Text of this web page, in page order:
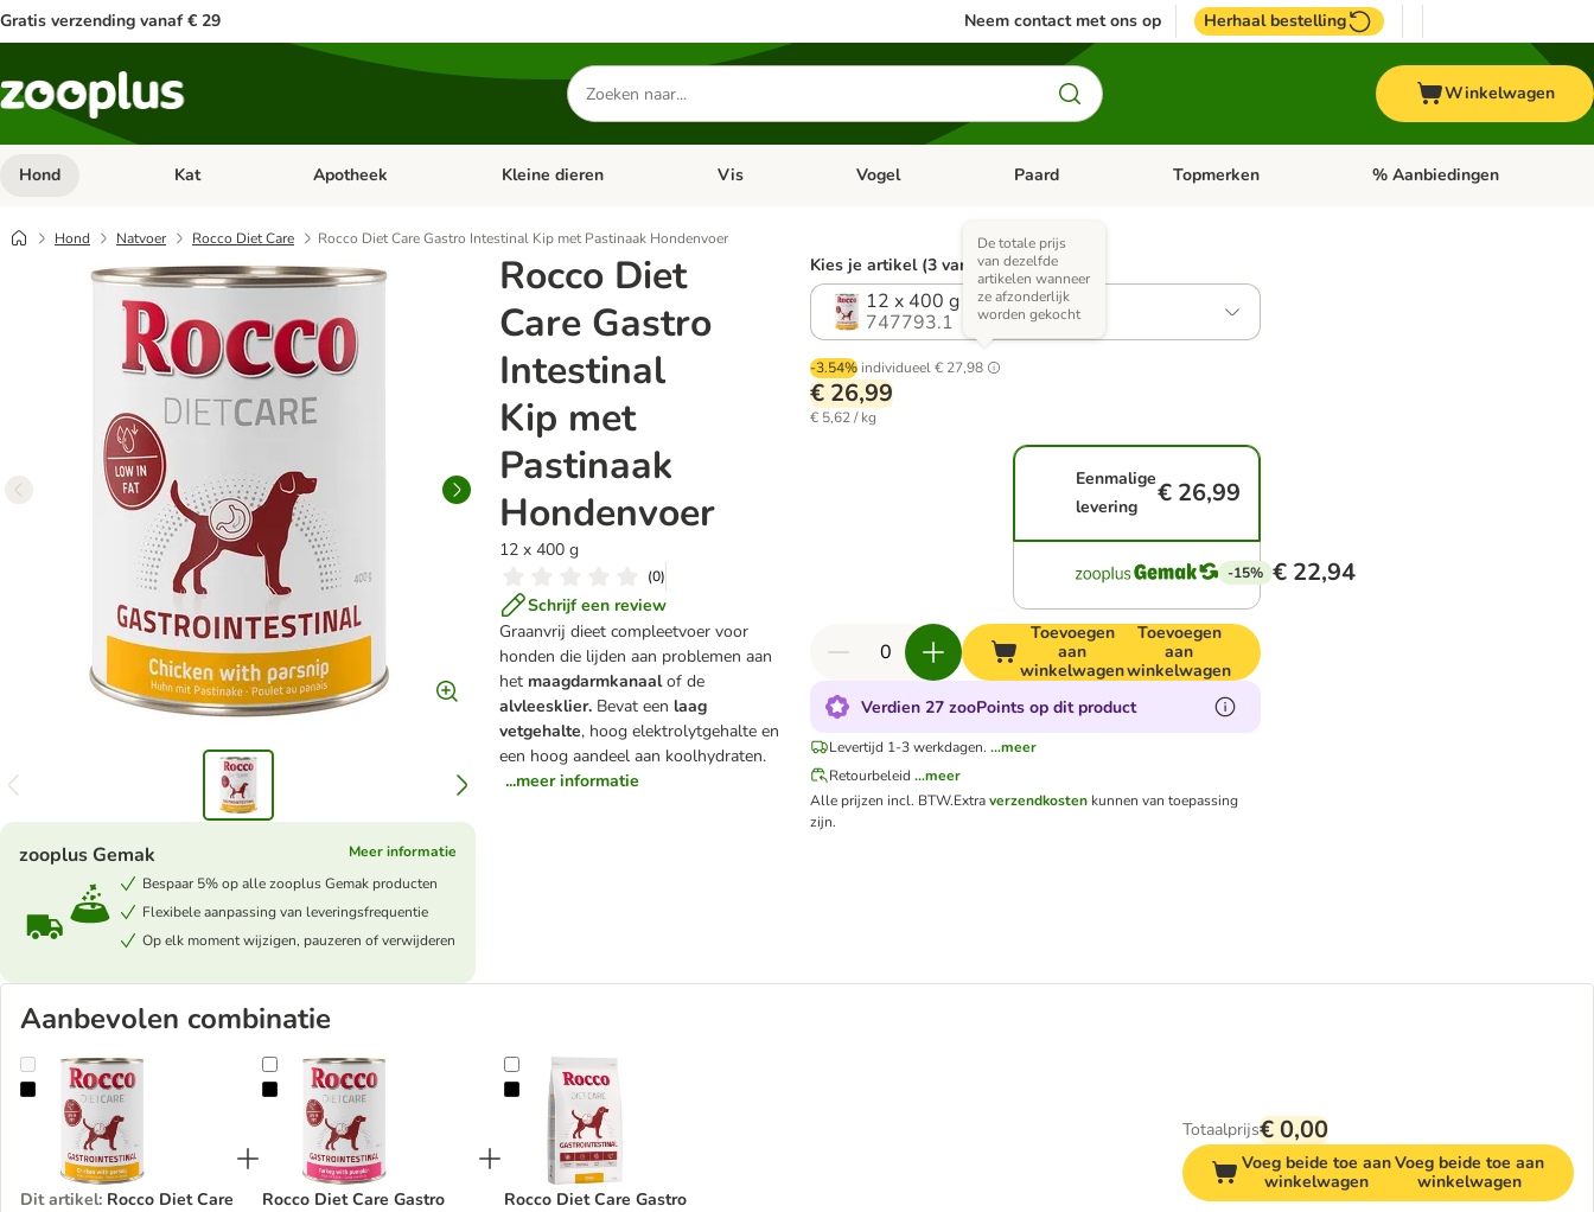
Gratis verzending vanaf € 29 Neem contact met ons op Herhaal bestelling
Zoeken
naar
producten
Winkelwagen
Hond Open categorie menu: Hond
Kat Open categorie menu: Kat
Apotheek Open categorie menu: Apotheek
Kleine dieren Open categorie menu: Kleine dieren
Vis Open categorie menu: Vis
Vogel Open categorie menu: Vogel
Paard Open categorie menu: Paard
Topmerken Open categorie menu:
% Aanbiedingen
Hond Natvoer Rocco Diet Care Rocco Diet Care Gastro Intestinal Kip met Pastinaak Hondenvoer
Rocco Diet
Care Gastro
Intestinal
Kip met
Pastinaak
Hondenvoer
12 x 400 g
(0)
Schrijf een review
Graanvrij dieet compleetvoer voor
honden die lijden aan problemen aan
het maagdarmkanaalof de
alvleesklier. Bevat een laag
vetgehalte, hoog elektrolytgehalte en
een hoog aandeel aan koolhydraten.
...meer informatie
zooplus Gemak
Meer informatie
Bespaar 5% op alle zooplus Gemak producten
Flexibele aanpassing van leveringsfrequentie
Op elk moment wijzigen, pauzeren of verwijderen
Kies je artikel (3 varianten)
12 x 400 g
747793.1
-3.54% individueel€ 27,98
De totale prijs
van dezelfde
artikelen wanneer
ze afzonderlijk
worden gekocht
€ 26,99
€ 5,62 / kg
Eenmalige
levering
€ 26,99
-15% € 22,94
Toevoegen
aan
winkelwagen
Toevoegen
aan
winkelwagen
Verdien 27 zooPoints op dit product
Levertijd 1-3 werkdagen. ...meer
Retourbeleid ...meer
Alle prijzen incl. BTW.Extraverzendkosten kunnen van toepassing
zijn.
Aanbevolen combinatie
Rocco Diet Care Gastro Intestinal Kip met Pastinaak Hondenvoer
Dit artikel: Rocco Diet Care
Rocco Diet Care Gastro Intestinal Kalkoen met Pompoen 400 g Hondenvoer
Rocco Diet Care Gastro
Rocco Diet Care Gastro Intestinal Kip Droogvoer
Rocco Diet Care Gastro
Totaalprijs€ 0,00
Voeg beide toe aan
winkelwagen
Voeg beide toe aan
winkelwagen